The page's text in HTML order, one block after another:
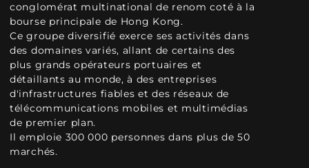
conglomérat multinational de renom coté à la
bourse principale de Hong Kong.
Ce groupe diversifié exerce ses activités dans
des domaines variés, allant de certains des
plus grands opérateurs portuaires et
détaillants au monde, à des entreprises
d'infrastructures fiables et des réseaux de
télécommunications mobiles et multimédias
de premier plan.
Il emploie 300 000 personnes dans plus de 50
marchés.